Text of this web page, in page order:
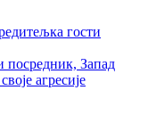
гости
Запад
агресије